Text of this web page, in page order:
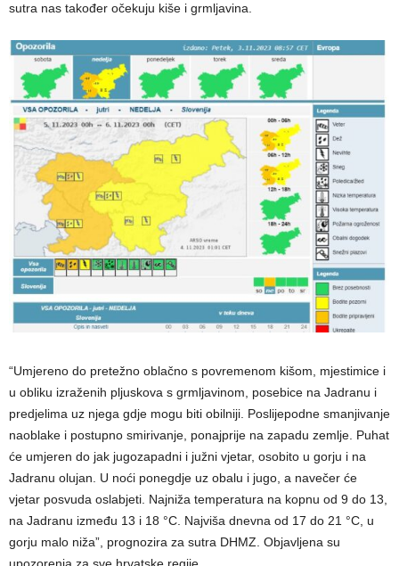
sutra nas također očekuju kiše i grmljavina.
“Umjereno do pretežno oblačno s povremenom kišom, mjestimice i
u obliku izraženih pljuskova s grmljavinom, posebice na Jadranu i
predjelima uz njega gdje mogu biti obilniji. Poslijepodne smanjivanje
naoblake i postupno smirivanje, ponajprije na zapadu zemlje. Puhat
će umjeren do jak jugozapadni i južni vjetar, osobito u gorju i na
Jadranu olujan. U noći ponegdje uz obalu i jugo, a navečer će
vjetar posvuda oslabjeti. Najniža temperatura na kopnu od 9 do 13,
na Jadranu između 13 i 18 °C. Najviša dnevna od 17 do 21 °C, u
gorju malo niža”, prognozira za sutra DHMZ. Objavljena su